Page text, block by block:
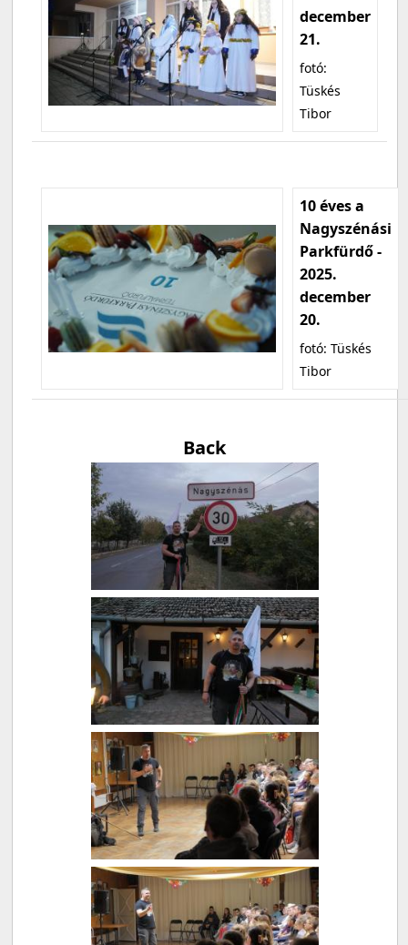
december
21.
fotó:
Tüskés
Tibor
10 éves a
Nagyszénási
Parkfürdő -
2025.
december
20.
fotó: Tüskés
Tibor
Back